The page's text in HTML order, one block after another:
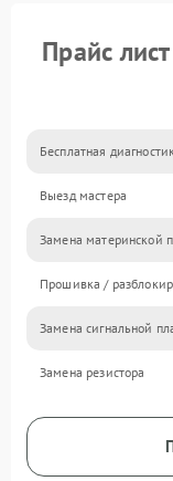
Прайс
Бесплатная
Выезд мастера
Замена материнской
Прошивка /
Замена сигнальной
Замена резистора